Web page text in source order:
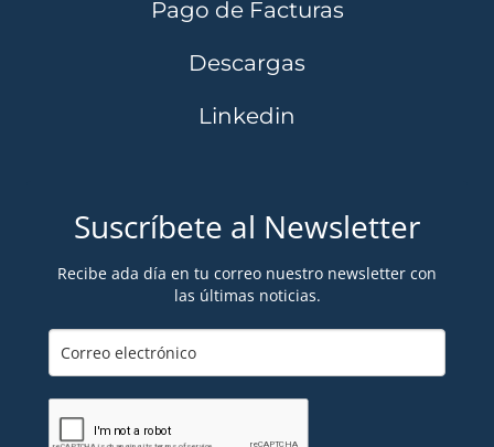
Pago de Facturas
Descargas
Linkedin
Suscríbete al Newsletter
Recibe ada día en tu correo nuestro newsletter con
las últimas noticias.